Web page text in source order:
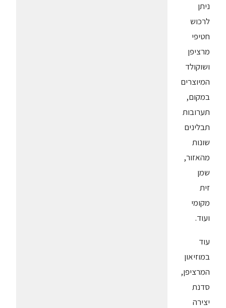
ניתן
לרכוש
חטיפי
מרציפן
ושוקולד
המיוצרים
במקום,
תערובות
תבלינים
שונות
מהאזור,
שמן
זית
מקומי
ועוד.
עוד
במוזיאון
המרציפן,
סדנת
יצירה